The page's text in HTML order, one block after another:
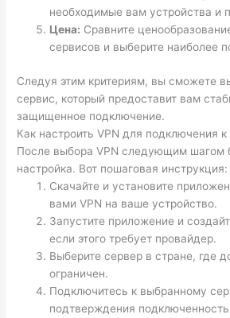
необходимые вам устройства и
Цена: Сравните
сервисов и выберите наиболее
Следуя этим критериям, вы сможете
сервис, который предоставит вам
защищенное подключение.
Как настроить VPN для подключения к
После выбора VPN следующим шагом
настройка. Вот пошаговая инструкция:
Скачайте и установите
вами VPN на ваше устройство.
Запустите приложение и
если этого требует провайдер.
Выберите сервер в стране, где
ограничен.
Подключитесь к выбранному
подтверждения